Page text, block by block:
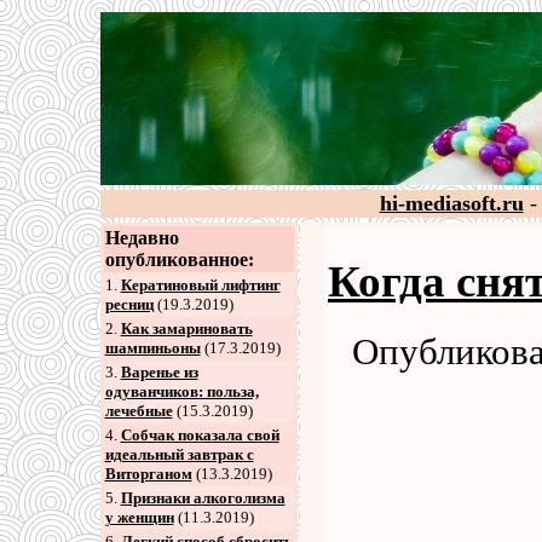
hi-mediasoft.ru-
Недавно
опубликованное:
1. Кератиновый лифтинг
ресниц(19.3.2019)
2. Как замариновать
шампиньоны(17.3.2019)
3. Варенье из
одуванчиков: польза,
лечебные(15.3.2019)
4. Собчак показала свой
идеальный завтрак с
Виторганом(13.3.2019)
5. Признаки алкоголизма
у женщин(11.3.2019)
Когда